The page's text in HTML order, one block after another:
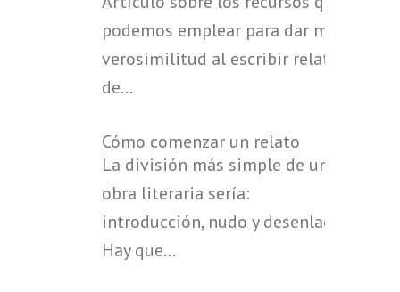
podemos emplear para dar más
verosimilitud al escribir relatos
de…
Cómo comenzar un relato
La división más simple de una
obra literaria sería:
introducción, nudo y desenlace.
Hay que…